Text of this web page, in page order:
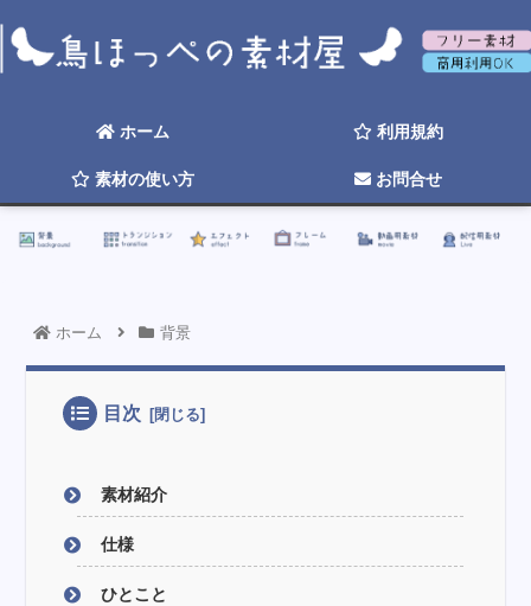
ホーム 利用規約
素材の使い方 お問合せ
☆ 2026年そろそろ更新したい ☆
ホーム 背景
目次
素材紹介
仕様
ひとこと
トランジション エフェクト フレーム 動画用素材 配信用素材